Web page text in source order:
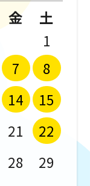
金 土
1
7
8
14
15
21
22
28
29